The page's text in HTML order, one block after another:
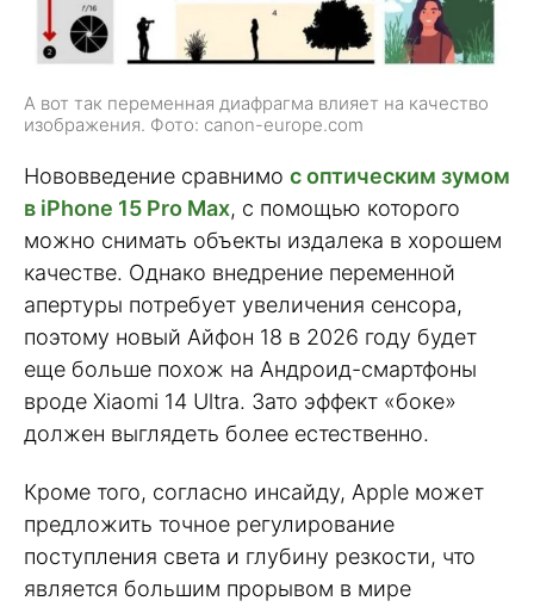
А вот так переменная диафрагма влияет на качество
изображения. Фото: canon-europe.com
Нововведение сравнимо с оптическим зумом
в iPhone 15 Pro Max, с помощью которого
можно снимать объекты издалека в хорошем
качестве. Однако внедрение переменной
апертуры потребует увеличения сенсора,
поэтому новый Айфон 18 в 2026 году будет
еще больше похож на Андроид-смартфоны
вроде Xiaomi 14 Ultra. Зато эффект «боке»
должен выглядеть более естественно.
Кроме того, согласно инсайду, Apple может
предложить точное регулирование
поступления света и глубину резкости, что
является большим прорывом в мире